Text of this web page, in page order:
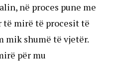
në proces pune me
të mirë të procesit të
mik shumë të vjetër.
për mu